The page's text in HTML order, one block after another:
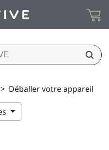
> Déballer votre appareil